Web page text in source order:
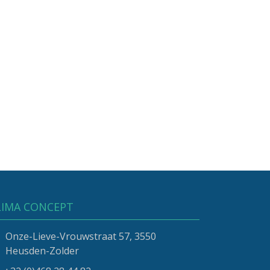
CONCEPT
Onze-Lieve-Vrouwstraat 57, 3550
Heusden-Zolder